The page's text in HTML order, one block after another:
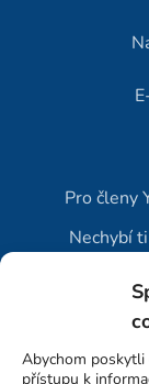
Abychom poskytli
přístupu k
Pro členy
Nechybí